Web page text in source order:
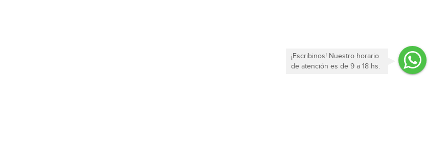
¡Escribinos! Nuestro horario
de atención es de 9 a 18 hs.